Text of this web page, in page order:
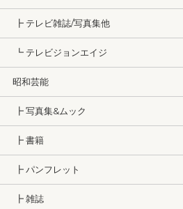
┣ テレビ雑誌/写真集他
┗ テレビジョンエイジ
昭和芸能
┣ 写真集&ムック
┣ 書籍
┣ パンフレット
┣ 雑誌